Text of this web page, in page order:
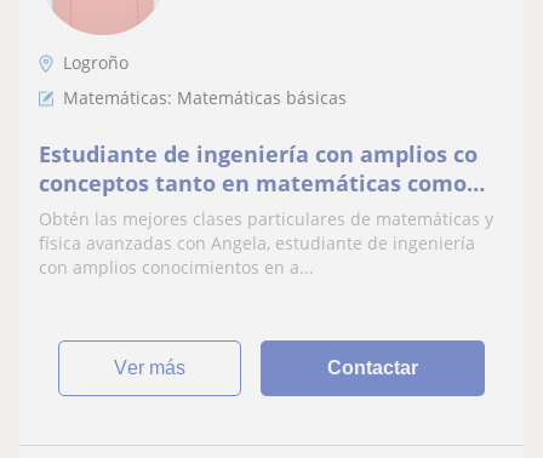
Logroño
Matemáticas: Matemáticas básicas
Estudiante de ingeniería con amplios co
conceptos tanto en matemáticas como
física avanzadas
Obtén las mejores clases particulares de matemáticas y
física avanzadas con Angela, estudiante de ingeniería
con amplios conocimientos en a...
ver más Contactar